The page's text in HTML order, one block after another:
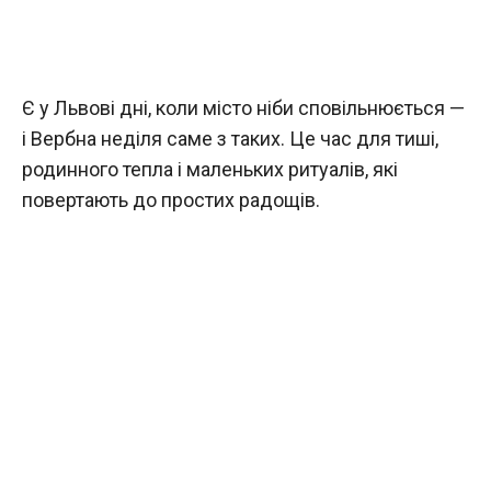
Є у Львові дні, коли місто ніби сповільнюється —
і Вербна неділя саме з таких. Це час для тиші,
родинного тепла і маленьких ритуалів, які
повертають до простих радощів.